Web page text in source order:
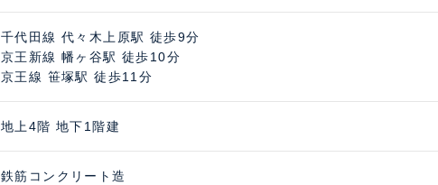
千代田線 代々木上原駅 徒歩9分
京王新線 幡ヶ谷駅 徒歩10分
京王線 笹塚駅 徒歩11分
地上4階 地下1階建
鉄筋コンクリート造